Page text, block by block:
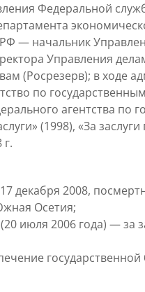
Федеральной
— начальник
Управления
(Росрезерв); в
по
агентства
(1998), «За
декабря 2008,
Осетия;
июля 2006 года) —